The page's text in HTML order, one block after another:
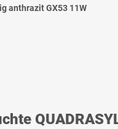
anthrazit GX53 11W